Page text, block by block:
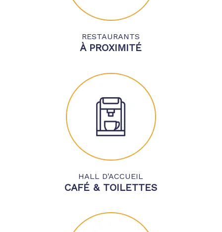
RESTAURANTS
À PROXIMITÉ
HALL D'ACCUEIL
CAFÉ & TOILETTES